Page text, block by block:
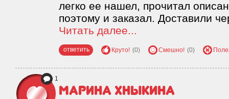
легко ее нашел, прочитал
поэтому и заказал. Доставили
Читать далее...
ответить Круто! (0) Смешно! (0)
1
Марина Хныкина